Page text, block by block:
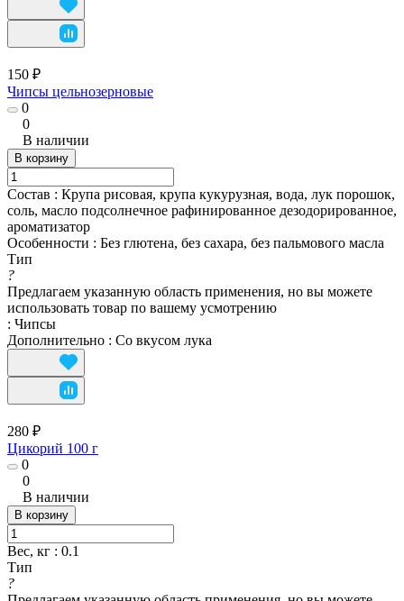
150 ₽
Чипсы цельнозерновые
0
0
В наличии
В корзину
Состав : Крупа рисовая, крупа кукурузная, вода, лук порошок,
соль, масло подсолнечное рафинированное дезодорированное,
ароматизатор
Особенности : Без глютена, без сахара, без пальмового масла
Тип
?
Предлагаем указанную область применения, но вы можете
использовать товар по вашему усмотрению
: Чипсы
Дополнительно : Со вкусом лука
280 ₽
Цикорий 100 г
0
0
В наличии
В корзину
Вес, кг : 0.1
Тип
?